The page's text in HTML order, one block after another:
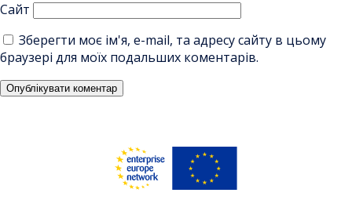
Сайт
Зберегти моє ім'я, e-mail, та адресу сайту в цьому
браузері для моїх подальших коментарів.